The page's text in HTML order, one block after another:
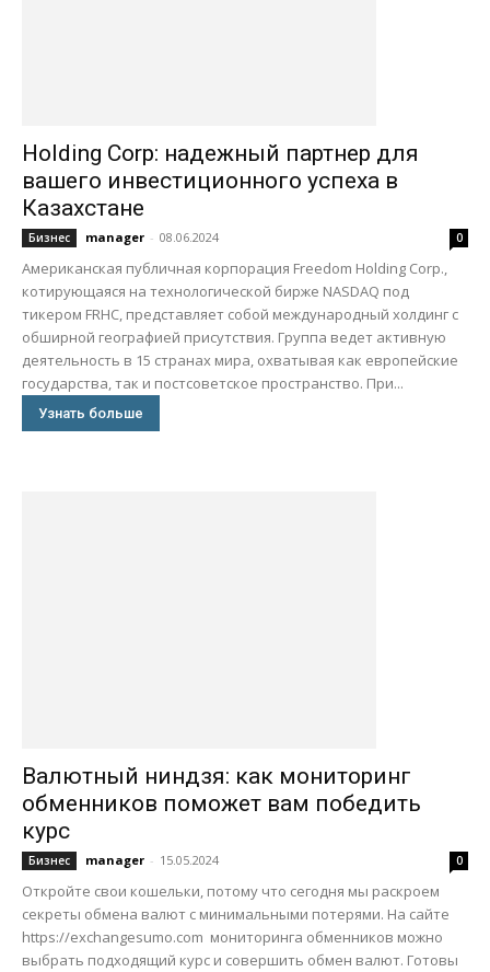
Holding Corp: надежный партнер для
вашего инвестиционного успеха в
Казахстане
Бизнес manager - 08.06.2024 0
Американская публичная корпорация Freedom Holding Corp.,
котирующаяся на технологической бирже NASDAQ под
тикером FRHC, представляет собой международный холдинг с
обширной географией присутствия. Группа ведет активную
деятельность в 15 странах мира, охватывая как европейские
государства, так и постсоветское пространство. При...
Узнать больше
Валютный ниндзя: как мониторинг
обменников поможет вам победить
курс
Бизнес manager - 15.05.2024 0
Откройте свои кошельки, потому что сегодня мы раскроем
секреты обмена валют с минимальными потерями. На сайте
https://exchangesumo.com мониторинга обменников можно
выбрать подходящий курс и совершить обмен валют. Готовы